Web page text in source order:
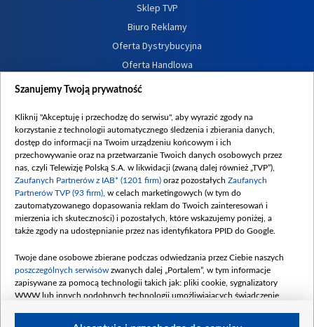
Sklep TVP
Biuro Reklamy
Oferta Dystrybucyjna
Oferta Handlowa
Dostępność
Procedura zgłoszeń wewnętrznych
Szanujemy Twoją prywatność
Kliknij "Akceptuję i przechodzę do serwisu", aby wyrazić zgody na
korzystanie z technologii automatycznego śledzenia i zbierania danych,
dostęp do informacji na Twoim urządzeniu końcowym i ich
przechowywanie oraz na przetwarzanie Twoich danych osobowych przez
nas, czyli Telewizję Polską S.A. w likwidacji (zwaną dalej również „TVP”),
Zaufanych Partnerów z IAB* (1201 firm) oraz pozostałych Zaufanych
Partnerów TVP (93 firm) , w celach marketingowych (w tym do
zautomatyzowanego dopasowania reklam do Twoich zainteresowań i
mierzenia ich skuteczności) i pozostałych, które wskazujemy poniżej, a
także zgody na udostępnianie przez nas identyfikatora PPID do Google.
Twoje dane osobowe zbierane podczas odwiedzania przez Ciebie naszych
poszczególnych serwisów zwanych dalej „Portalem”, w tym informacje
zapisywane za pomocą technologii takich jak: pliki cookie, sygnalizatory
WWW lub innych podobnych technologii umożliwiających świadczenie